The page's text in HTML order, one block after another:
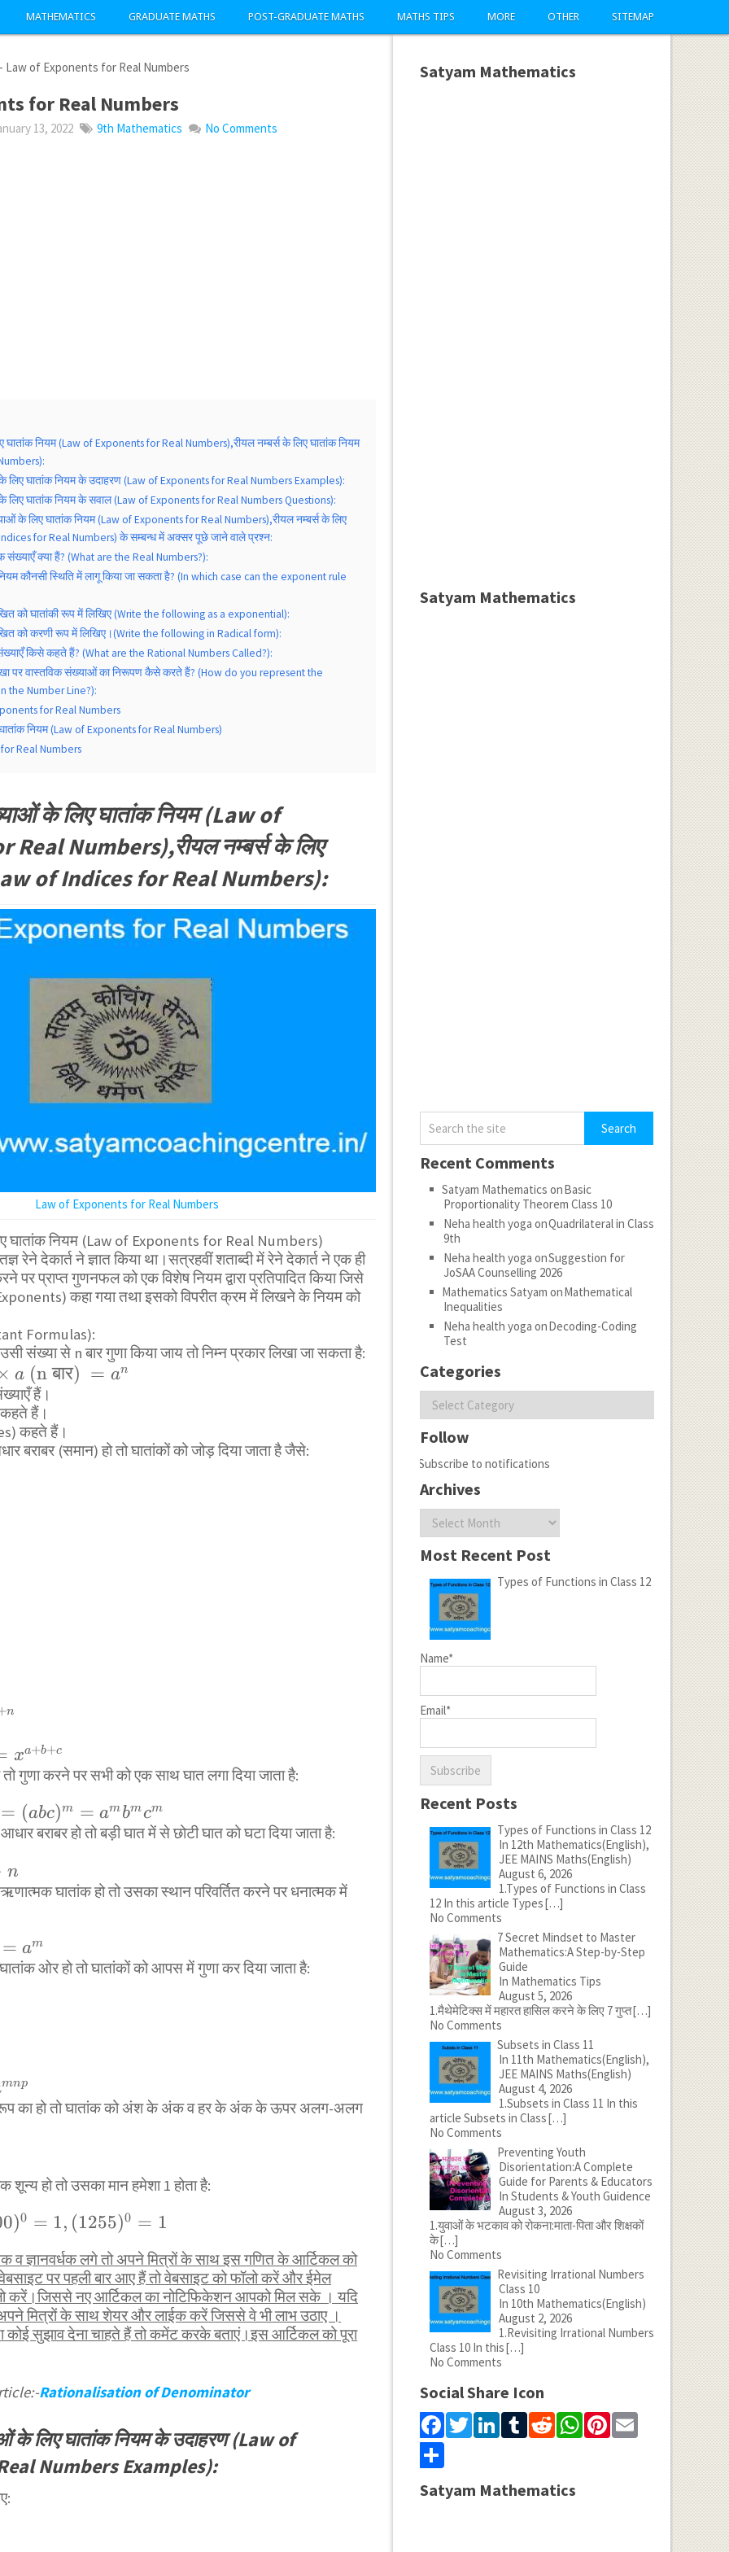
MATHEMATICS GRADUATE MATHS POST-GRADUATE MATHS MATHS TIPS MORE OTHER SITEMAP
- Law of Exponents for Real Numbers
for Real Numbers
13, 2022 9th Mathematics No Comments
नियम (Law of Exponents for Real Numbers),रीयल नम्बर्स के लिए घातांक नियम
लिए घातांक नियम के उदाहरण (Law of Exponents for Real Numbers Examples):
लिए घातांक नियम के सवाल (Law of Exponents for Real Numbers Questions):
के लिए घातांक नियम (Law of Exponents for Real Numbers),रीयल नम्बर्स के लिए
for Real Numbers) के सम्बन्ध में अक्सर पूछे जाने वाले प्रश्न:
संख्याएँ क्या हैं? (What are the Real Numbers?):
कौनसी स्थिति में लागू किया जा सकता है? (In which case can the exponent rule
को घातांकी रूप में लिखिए (Write the following as a exponential):
को करणी रूप में लिखिए।(Write the following in Radical form):
किसे कहते हैं? (What are the Rational Numbers Called?):
पर वास्तविक संख्याओं का निरूपण कैसे करते हैं? (How do you represent the
the Number Line?):
for Real Numbers
नियम (Law of Exponents for Real Numbers)
Real Numbers
के लिए घातांक नियम (Law of
Real Numbers),रीयल नम्बर्स के लिए
of Indices for Real Numbers):
Law of Exponents for Real Numbers
घातांक नियम (Law of Exponents for Real Numbers)
रेने देकार्त ने ज्ञात किया था।सत्रहवीं शताब्दी में रेने देकार्त ने एक ही
पर प्राप्त गुणनफल को एक विशेष नियम द्वारा प्रतिपादित किया जिसे
कहा गया तथा इसको विपरीत क्रम में लिखने के नियम को
Formulas):
संख्या से n बार गुणा किया जाय तो निम्न प्रकार लिखा जा सकता है:
a (nबार) = an
हैं।
हैं।
कहते हैं।
बराबर (समान) हो तो घातांकों को जोड़ दिया जाता है जैसे:
n
xa+b+c
तो गुणा करने पर सभी को एक साथ घात लगा दिया जाता है:
= (abc)m = am bmcm
बराबर हो तो बड़ी घात में से छोटी घात को घटा दिया जाता है:
n
ऋणात्मक घातांक हो तो उसका स्थान परिवर्तित करने पर धनात्मक में
= am
ओर हो तो घातांकों को आपस में गुणा कर दिया जाता है:
mnp
रूप का हो तो घातांक को अंश के अंक व हर के अंक के ऊपर अलग-अलग
शून्य हो तो उसका मान हमेशा 1 होता है:
)0 = 1, (1255)0 = 1
व ज्ञानवर्धक लगे तो अपने मित्रों के साथ इस गणित के आर्टिकल को
पर पहली बार आए हैं तो वेबसाइट को फॉलो करें और ईमेल
करें।जिससे नए आर्टिकल का नोटिफिकेशन आपको मिल सके । यदि
मित्रों के साथ शेयर और लाईक करें जिससे वे भी लाभ उठाए ।
कोई सुझाव देना चाहते हैं तो कमेंट करके बताएं।इस आर्टिकल को पूरा
Rationalisation of Denominator
के लिए घातांक नियम के उदाहरण (Law of
Numbers Examples):
Satyam Mathematics
Satyam Mathematics
Recent Comments
Satyam Mathematics onBasic
Proportionality Theorem Class 10
Neha health yoga onQuadrilateral in Class
9th
Neha health yoga onSuggestion for
JoSAA Counselling 2026
Mathematics Satyam onMathematical
Inequalities
Neha health yoga onDecoding-Coding
Test
Categories
Categories
Follow
Subscribe to notifications
Archives
Archives
Most Recent Post
Types of Functions in Class 12
Name*
Email*
Recent Posts
Types of Functions in Class 12
In 12th Mathematics(English),
JEE MAINS Maths(English)
August 6, 2026
1.Types of Functions in Class
12 In this article Types[…]
No Comments
7 Secret Mindset to Master
Mathematics:A Step-by-Step
Guide
In Mathematics Tips
August 5, 2026
1.मैथेमेटिक्स में महारत हासिल करने के लिए 7 गुप्त[…]
No Comments
Subsets in Class 11
In 11th Mathematics(English),
JEE MAINS Maths(English)
August 4, 2026
1.Subsets in Class 11 In this
article Subsets in Class[…]
No Comments
Preventing Youth
Disorientation:A Complete
Guide for Parents & Educators
In Students & Youth Guidence
August 3, 2026
1.युवाओं के भटकाव को रोकना:माता-पिता और शिक्षकों
के[…]
No Comments
Revisiting Irrational Numbers
Class 10
In 10th Mathematics(English)
August 2, 2026
1.Revisiting Irrational Numbers
Class 10 In this[…]
No Comments
Social Share Icon
Facebook
Twitter
LinkedIn
Tumblr
Reddit
WhatsApp
Pinterest
Email
Share
Satyam Mathematics